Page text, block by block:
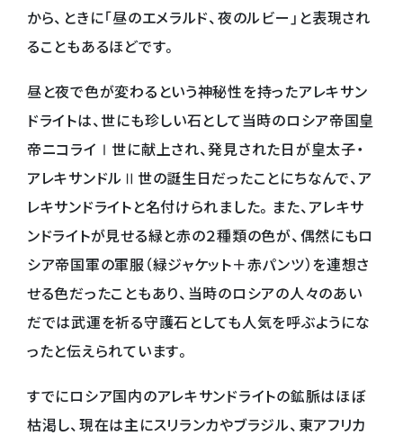
から、ときに「昼のエメラルド、夜のルビー」と表現され
ることもあるほどです。
昼と夜で色が変わるという神秘性を持ったアレキサン
ドライトは、世にも珍しい石として当時のロシア帝国皇
帝ニコライⅠ世に献上され、発見された日が皇太子・
アレキサンドルⅡ世の誕生日だったことにちなんで、ア
レキサンドライトと名付けられました。また、アレキサ
ンドライトが見せる緑と赤の２種類の色が、偶然にもロ
シア帝国軍の軍服（緑ジャケット＋赤パンツ）を連想さ
せる色だったこともあり、当時のロシアの人々のあい
だでは武運を祈る守護石としても人気を呼ぶようにな
ったと伝えられています。
すでにロシア国内のアレキサンドライトの鉱脈はほぼ
枯渇し、現在は主にスリランカやブラジル、東アフリカ